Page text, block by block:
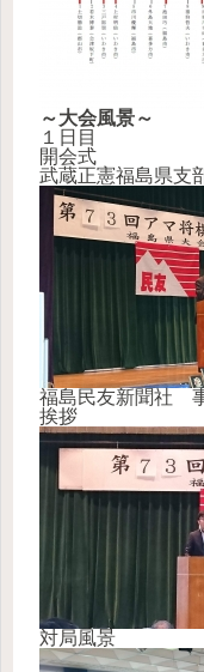
～大会風景～
１日目
開会式
武蔵正憲福島県支
福島民友新聞社
挨拶
対局風景